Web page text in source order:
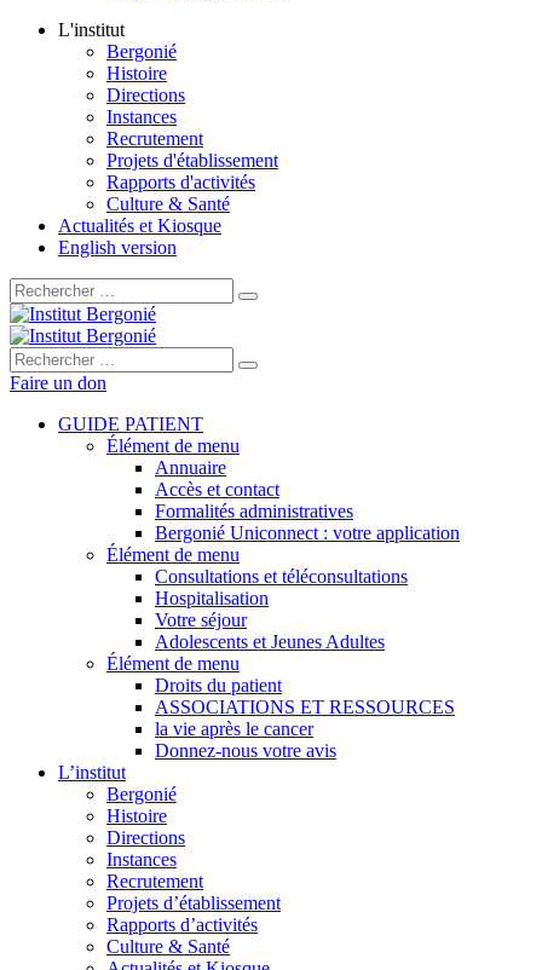
L'institut
Bergonié
Histoire
Directions
Instances
Recrutement
Projets d'établissement
Rapports d'activités
Culture & Santé
Actualités et Kiosque
English version
Rechercher :
Rechercher :
Faire un don
GUIDE PATIENT
Élément de menu
Annuaire
Accès et contact
Formalités administratives
Bergonié Uniconnect : votre application
Élément de menu
Consultations et téléconsultations
Hospitalisation
Votre séjour
Adolescents et Jeunes Adultes
Élément de menu
Droits du patient
ASSOCIATIONS ET RESSOURCES
la vie après le cancer
Donnez-nous votre avis
L’institut
Bergonié
Histoire
Directions
Instances
Recrutement
Projets d’établissement
Rapports d’activités
Culture & Santé